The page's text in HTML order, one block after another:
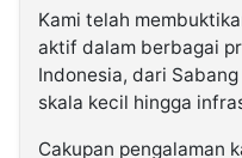
Kami telah
aktif dalam berbagai
Indonesia, dari
skala kecil hingga
Cakupan pengalaman